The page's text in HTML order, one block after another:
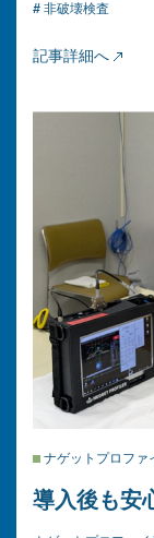
# 非破壊検査
記事詳細へ
ナゲットプロファ
導入後も安